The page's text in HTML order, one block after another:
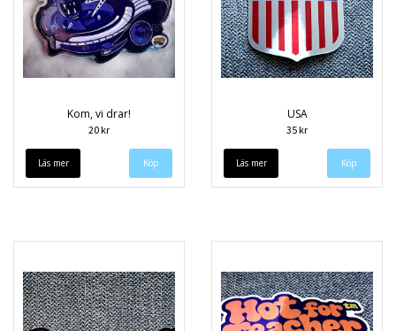
Kom, vi drar!
20 kr
Läs mer
USA
35 kr
Läs mer